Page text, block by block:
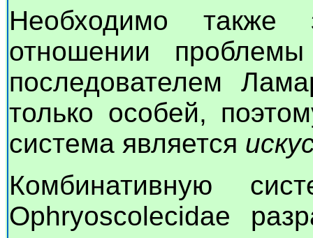
Необходимо
отношении
последователем
только особей,
система является
Комбинативную
Ophryoscolecidae